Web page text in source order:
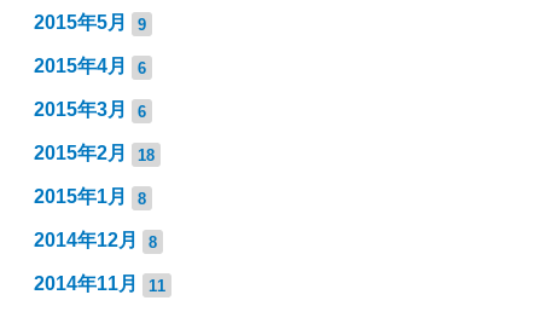
2015年5月 9
2015年4月 6
2015年3月 6
2015年2月 18
2015年1月 8
2014年12月 8
2014年11月 11